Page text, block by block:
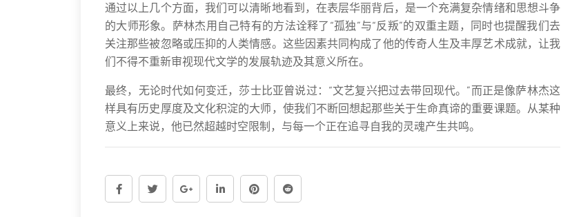
通过以上几个方面，我们可以清晰地看到，在表层华丽背后，是一个充满复杂情绪和思想斗争
的大师形象。萨林杰用自己特有的方法诠释了“孤独”与“反叛”的双重主题，同时也提醒我们去
关注那些被忽略或压抑的人类情感。这些因素共同构成了他的传奇人生及丰厚艺术成就，让我
们不得不重新审视现代文学的发展轨迹及其意义所在。
最终，无论时代如何变迁，莎士比亚曾说过：“文艺复兴把过去带回现代。”而正是像萨林杰这
样具有历史厚度及文化积淀的大师，使我们不断回想起那些关于生命真谛的重要课题。从某种
意义上来说，他已然超越时空限制，与每一个正在追寻自我的灵魂产生共鸣。